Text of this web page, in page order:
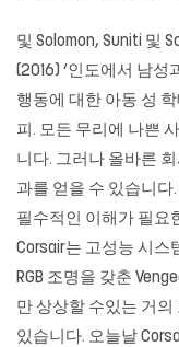
및 Solomon, Suniti 및
(2016) ‘인도에서 남성
행동에 대한 아동 성 학
피. 모든 무리에 나쁜
니다. 그러나 올바른
과를 얻을 수 있습니다
필수적인 이해가 필요
Corsair는 고성능 시스
RGB 조명을 갖춘
만 상상할 수있는 거
있습니다. 오늘날